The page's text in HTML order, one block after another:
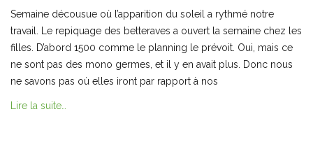
Semaine décousue où l’apparition du soleil a rythmé notre
travail. Le repiquage des betteraves a ouvert la semaine chez les
filles. D’abord 1500 comme le planning le prévoit. Oui, mais ce
ne sont pas des mono germes, et il y en avait plus. Donc nous
ne savons pas où elles iront par rapport à nos
Lire la suite…